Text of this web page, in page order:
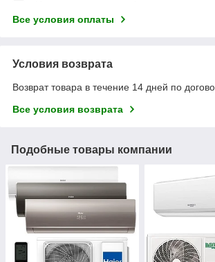
Все условия оплаты
Условия возврата
Возврат товара в течение 14 дней по
Все условия возврата
Подобные товары компании